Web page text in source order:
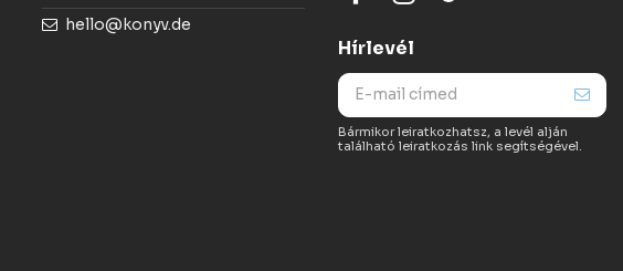
hello@konyv.de
Hírlevél
Bármikor leiratkozhatsz, a levél alján
található leiratkozás link segítségével.